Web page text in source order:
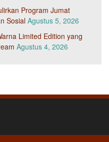
Program Jumat
Sosial Agustus 5, 2026
Limited Edition yang
Agustus 4, 2026